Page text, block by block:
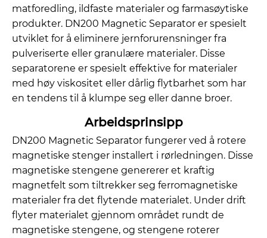
matforedling, ildfaste materialer og farmasøytiske
produkter. DN200 Magnetic Separator er spesielt
utviklet for å eliminere jernforurensninger fra
pulveriserte eller granulære materialer. Disse
separatorene er spesielt effektive for materialer
med høy viskositet eller dårlig flytbarhet som har
en tendens til å klumpe seg eller danne broer.
Arbeidsprinsipp
DN200 Magnetic Separator fungerer ved å rotere
magnetiske stenger installert i rørledningen. Disse
magnetiske stengene genererer et kraftig
magnetfelt som tiltrekker seg ferromagnetiske
materialer fra det flytende materialet. Under drift
flyter materialet gjennom området rundt de
magnetiske stengene, og stengene roterer